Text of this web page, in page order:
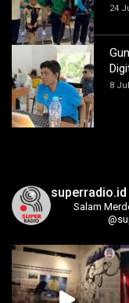
24
8
superradio.id
Salam